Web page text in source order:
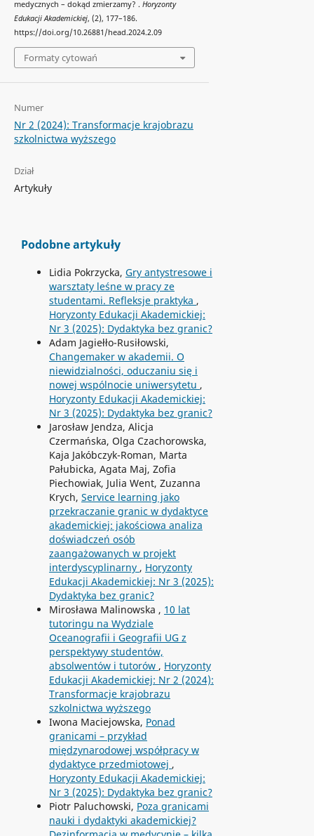
medycznych – dokąd zmierzamy? . Horyzonty
Edukacji Akademickiej, (2), 177–186.
https://doi.org/10.26881/head.2024.2.09
Formaty cytowań
Numer
Nr 2 (2024): Transformacje krajobrazu
szkolnictwa wyższego
Dział
Artykuły
Podobne artykuły
Lidia Pokrzycka, Gry antystresowe i
warsztaty leśne w pracy ze
studentami. Refleksje praktyka ,
Horyzonty Edukacji Akademickiej:
Nr 3 (2025): Dydaktyka bez granic?
Adam Jagiełło-Rusiłowski,
Changemaker w akademii. O
niewidzialności, oduczaniu się i
nowej wspólnocie uniwersytetu ,
Horyzonty Edukacji Akademickiej:
Nr 3 (2025): Dydaktyka bez granic?
Jarosław Jendza, Alicja
Czermańska, Olga Czachorowska,
Kaja Jakóbczyk-Roman, Marta
Pałubicka, Agata Maj, Zofia
Piechowiak, Julia Went, Zuzanna
Krych, Service learning jako
przekraczanie granic w dydaktyce
akademickiej: jakościowa analiza
doświadczeń osób
zaangażowanych w projekt
interdyscyplinarny , Horyzonty
Edukacji Akademickiej: Nr 3 (2025):
Dydaktyka bez granic?
Mirosława Malinowska , 10 lat
tutoringu na Wydziale
Oceanografii i Geografii UG z
perspektywy studentów,
absolwentów i tutorów , Horyzonty
Edukacji Akademickiej: Nr 2 (2024):
Transformacje krajobrazu
szkolnictwa wyższego
Iwona Maciejowska, Ponad
granicami – przykład
międzynarodowej współpracy w
dydaktyce przedmiotowej ,
Horyzonty Edukacji Akademickiej:
Nr 3 (2025): Dydaktyka bez granic?
Piotr Paluchowski, Poza granicami
nauki i dydaktyki akademickiej?